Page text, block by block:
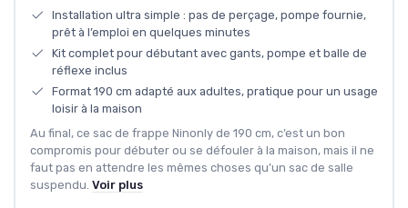
Installation ultra simple : pas de perçage, pompe fournie,
prêt à l’emploi en quelques minutes
Kit complet pour débutant avec gants, pompe et balle de
réflexe inclus
Format 190 cm adapté aux adultes, pratique pour un usage
loisir à la maison
Au final, ce sac de frappe Ninonly de 190 cm, c’est un bon
compromis pour débuter ou se défouler à la maison, mais il ne
faut pas en attendre les mêmes choses qu’un sac de salle
suspendu. Voir plus